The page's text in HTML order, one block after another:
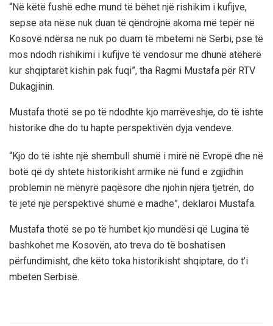
“Në këtë fushë edhe mund të bëhet një rishikim i kufijve,
sepse ata nëse nuk duan të qëndrojnë akoma më tepër në
Kosovë ndërsa ne nuk po duam të mbetemi në Serbi, pse të
mos ndodh rishikimi i kufijve të vendosur me dhunë atëherë
kur shqiptarët kishin pak fuqi”, tha Ragmi Mustafa për RTV
Dukagjinin.
Mustafa thotë se po të ndodhte kjo marrëveshje, do të ishte
historike dhe do tu hapte perspektivën dyja vendeve.
“Kjo do të ishte një shembull shumë i mirë në Evropë dhe në
botë që dy shtete historikisht armike në fund e zgjidhin
problemin në mënyrë paqësore dhe njohin njëra tjetrën, do
të jetë një perspektivë shumë e madhe”, deklaroi Mustafa.
Mustafa thotë se po të humbet kjo mundësi që Lugina të
bashkohet me Kosovën, ato treva do të boshatisen
përfundimisht, dhe këto toka historikisht shqiptare, do t’i
mbeten Serbisë.